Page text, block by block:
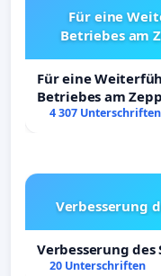
Für eine
Betriebes am
Für eine
Betriebes am
4 307 Unterschriften
Verbesserung
Verbesserung des
20 Unterschriften